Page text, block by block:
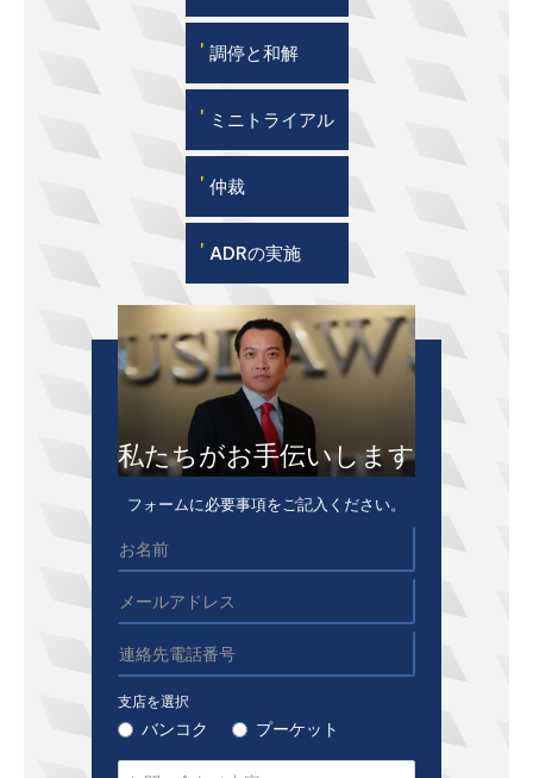
' 調停と和解
' ミニトライアル
' 仲裁
' ADRの実施
私たちがお手伝いします
フォームに必要事項をご記入ください。
支店を選択
バンコク プーケット